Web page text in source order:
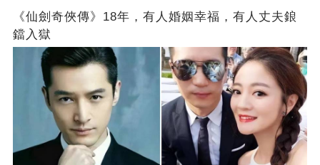
《仙劍奇俠傳》18年，有人婚姻幸福，有人丈夫鋃
鐺入獄